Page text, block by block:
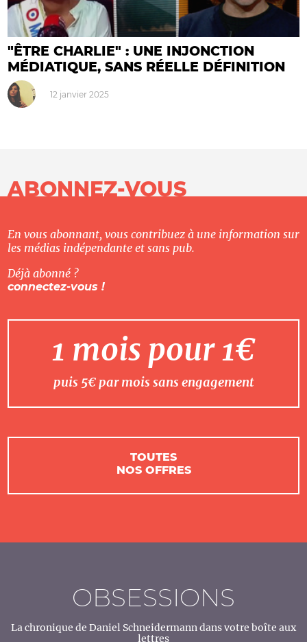
"ÊTRE CHARLIE" : UNE INJONCTION
MÉDIATIQUE, SANS RÉELLE DÉFINITION
12 janvier 2025
ABONNEZ-VOUS
En vous abonnant, vous contribuez à une information sur
les médias indépendante et sans pub.
Déjà abonné ?
connectez-vous !
1 mois pour 1€
puis 5€ par mois sans engagement
TOUTES
NOS OFFRES
OBSESSIONS
La chronique de Daniel Schneidermann dans votre boîte aux
lettres